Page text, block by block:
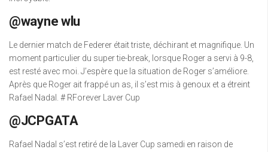
@wayne wlu
Le dernier match de Federer était triste, déchirant et magnifique. Un
moment particulier du super tie-break, lorsque Roger a servi à 9-8,
est resté avec moi. J’espère que la situation de Roger s’améliore.
Après que Roger ait frappé un as, il s’est mis à genoux et a étreint
Rafael Nadal. # RForever Laver Cup
@JCPGATA
Rafael Nadal s’est retiré de la Laver Cup samedi en raison de